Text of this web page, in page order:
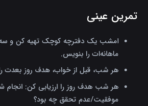
تمرین عینی
امشب یک دفترچه کوچک تهیه کن و
ماهانه‌ات را بنویس.
هر شب، قبل از خواب، هدف روز بعدت
هر شب هدف روز را ارزیابی کن: انجام
موفقیت/عدم تحقق چه بود؟